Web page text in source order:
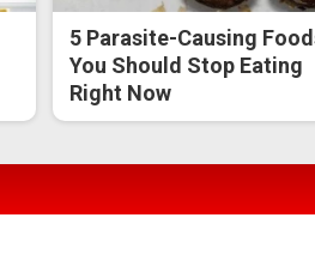
5 Parasite-Causing
You Should Stop Eating
Right Now